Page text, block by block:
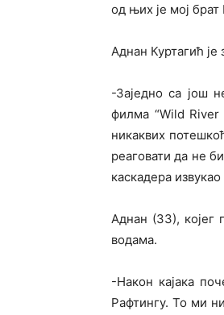
од њих је мој брат
Аднан Куртагић је
-Заједно са још
филма “Wild
никаквих
реаговати да не
каскадера
Аднан (33), којег
водама.
-Након кајака
Рафтингу. То ми